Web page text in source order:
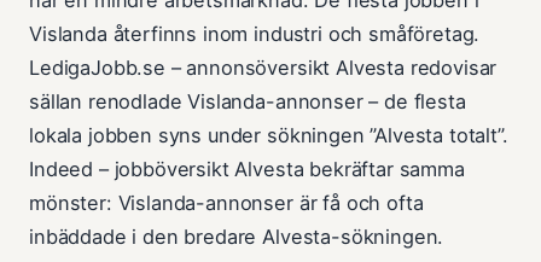
Vislanda återfinns inom industri och småföretag.
LedigaJobb.se – annonsöversikt Alvesta redovisar
sällan renodlade Vislanda-annonser – de flesta
lokala jobben syns under sökningen ”Alvesta totalt”.
Indeed – jobböversikt Alvesta bekräftar samma
mönster: Vislanda-annonser är få och ofta
inbäddade i den bredare Alvesta-sökningen.